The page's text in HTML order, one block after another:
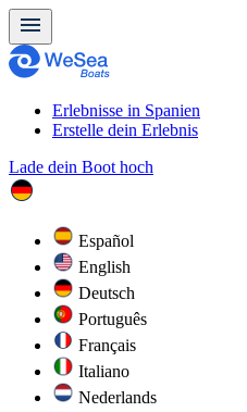
Erlebnisse in Spanien
Erstelle dein Erlebnis
Lade dein Boot hoch
Español
English
Deutsch
Português
Français
Italiano
Nederlands